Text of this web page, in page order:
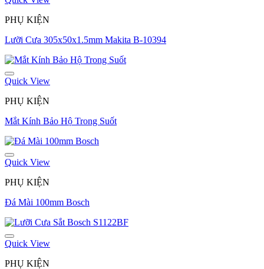
PHỤ KIỆN
Lưỡi Cưa 305x50x1.5mm Makita B-10394
Quick View
PHỤ KIỆN
Mắt Kính Bảo Hộ Trong Suốt
Quick View
PHỤ KIỆN
Đá Mài 100mm Bosch
Quick View
PHỤ KIỆN